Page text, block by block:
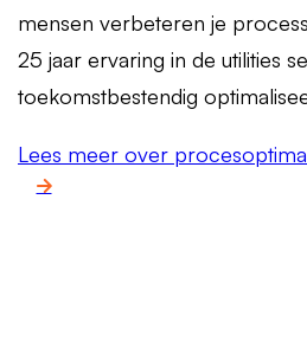
mensen verbeteren je
25 jaar ervaring in de utilities
toekomstbestendig
Lees meer over